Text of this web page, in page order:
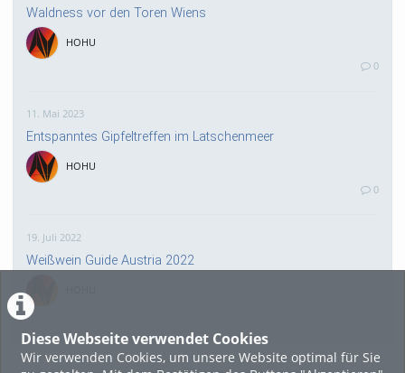
Diese Webseite verwendet Cookies
Wir verwenden Cookies, um unsere Website optimal für Sie
Waldness vor den Toren Wiens
HOHU
0
11. Mai 2023
Entspanntes Gipfeltreffen im Latschenmeer
HOHU
0
19. Juli 2022
Weißwein Guide Austria 2022
16. Mai 2022